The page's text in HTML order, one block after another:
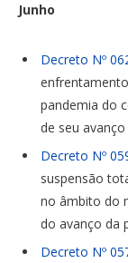
Junho
Decreto Nº
pandemia do
de seu
Decreto Nº
suspensão
no âmbito do
do avanço da
Decreto Nº